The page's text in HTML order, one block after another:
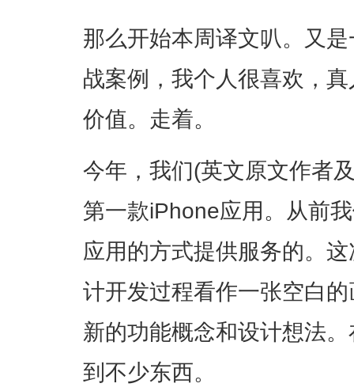
那么开始本周译文叭。又
战案例，我个人很喜欢，
价值。走着。
今年，我们(英文原文作者
第一款iPhone应用。从前
应用的方式提供服务的。
计开发过程看作一张空白
新的功能概念和设计想法
到不少东西。